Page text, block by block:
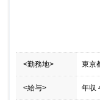
<勤務地> 東京
<給与> 年収